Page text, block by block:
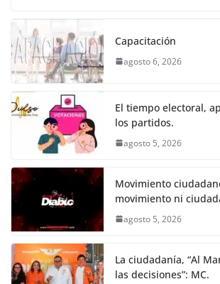
k
c
e
b
o
o
k
itt
er s
A
p
e
n
er
Capacitación
agosto 6, 2026
El tiempo electoral,
los partidos.
agosto 5, 2026
Movimiento
movimiento ni
agosto 5, 2026
La ciudadanía, “Al
las decisiones”: MC.